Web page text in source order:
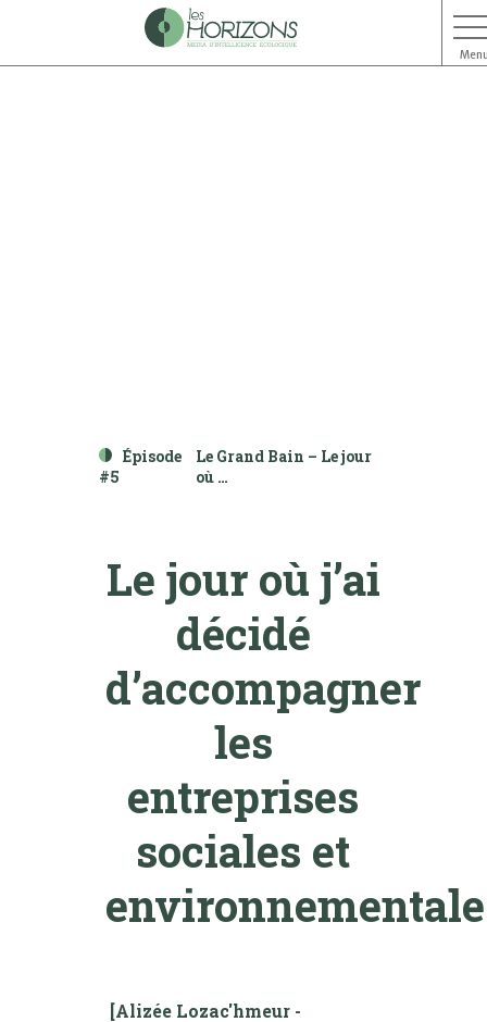
Épisode
#5
Le Grand Bain – Le jour
où …
Le jour où j’ai
décidé
d’accompagner
les
entreprises
sociales et
[Alizée Lozac'hmeur -